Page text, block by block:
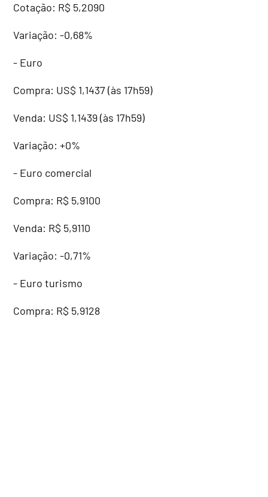
Cotação: R$ 5,2090
Variação: -0,68%
- Euro
Compra: US$ 1,1437 (às 17h59)
Venda: US$ 1,1439 (às 17h59)
Variação: +0%
- Euro comercial
Compra: R$ 5,9100
Venda: R$ 5,9110
Variação: -0,71%
- Euro turismo
Compra: R$ 5,9128